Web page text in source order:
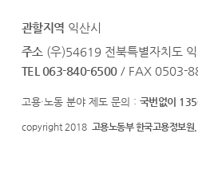
관할지역 익산시
주소 (우)54619 전북특별자치도
TEL 063-840-6500 / FAX 0503-
고용·노동 분야 제도 문의 : 국번없이
copyright 2018 고용노동부 한국고용정보원.